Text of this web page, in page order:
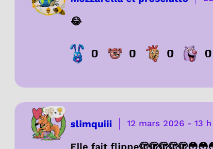
😂
0 0 0 0
slimquiii 12 mars 2026 - 13 h
Elle fait